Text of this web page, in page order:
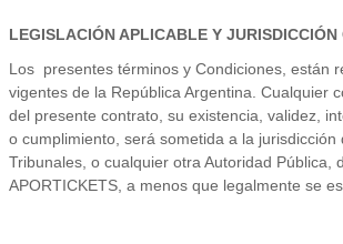
LEGISLACIÓN APLICABLE Y JURISDICCIÓN
Los presentes términos y Condiciones, están
vigentes de la República Argentina. Cualquier
del presente contrato, su existencia, validez,
o cumplimiento, será sometida a la jurisdicción
Tribunales, o cualquier otra Autoridad Pública,
APORTICKETS, a menos que legalmente se